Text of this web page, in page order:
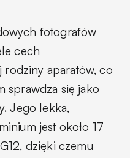
fotografów
cech
rodziny aparatów, co
sprawdza się jako
Jego lekka,
jest około 17
dzięki czemu